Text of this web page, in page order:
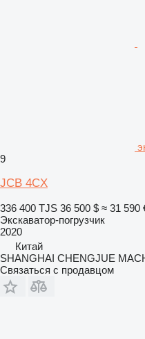
9
JCB 4CX
336 400 TJS 36 500 $ ≈ 31 590
Экскаватор-погрузчик
2020
Китай
SHANGHAI CHENGJUE
Связаться с продавцом